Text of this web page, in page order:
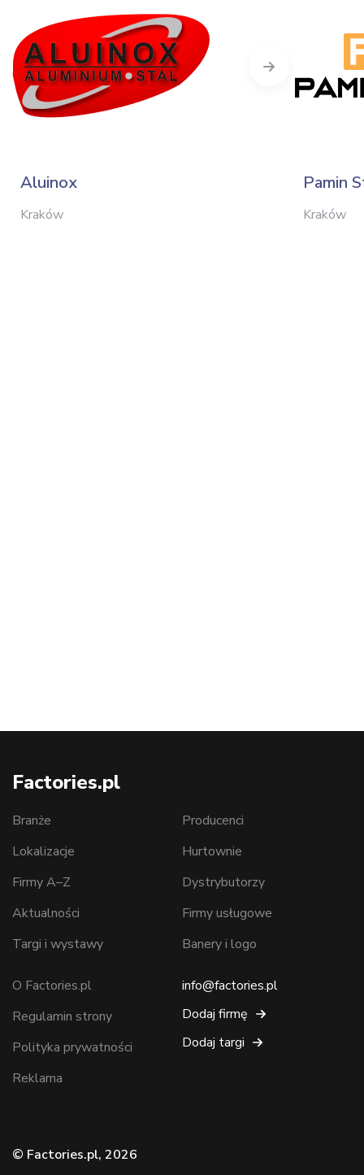
Aluinox
Kraków
Pamin
Kraków
Factories.pl
Branże
Lokalizacje
Firmy A–Z
Aktualności
Targi i wystawy
Producenci
Hurtownie
Dystrybutorzy
Firmy usługowe
Banery i logo
O Factories.pl
Regulamin strony
Polityka prywatności
Reklama
info@factories.pl
Dodaj firmę
Dodaj targi
© Factories.pl, 2026